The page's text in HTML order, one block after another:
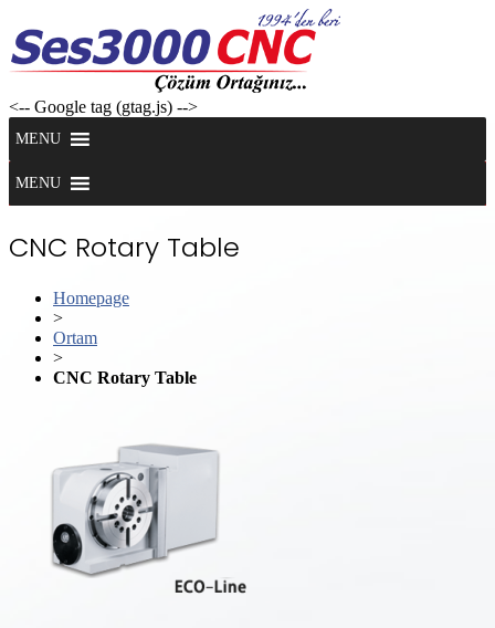
to
content
<-- Google tag (gtag.js) -->
MENU
MENU
CNC Rotary Table
Homepage
>
Ortam
>
CNC Rotary Table